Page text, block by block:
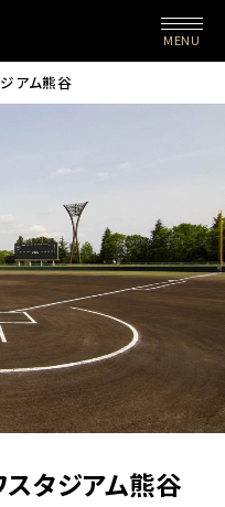
MENU
アム熊谷
タジアム熊谷